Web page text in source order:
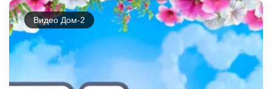
Видео Дом-2